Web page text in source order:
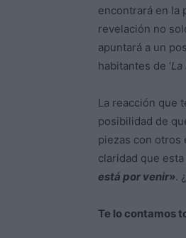
encontrará en la
revelación no
apuntará a un
habitantes de ‘La
La reacción que
posibilidad de
piezas con otros
claridad que
está por venir».
Te lo contamos